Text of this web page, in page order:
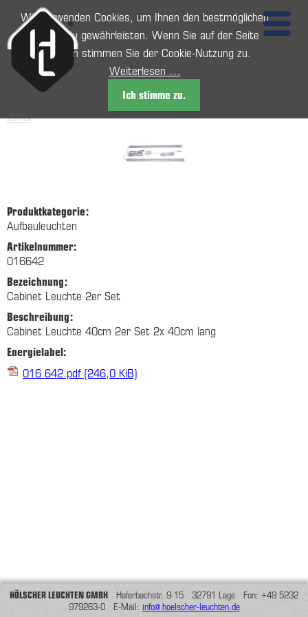
Produktkategorie:
Aufbauleuchten
Artikelnummer:
016642
Bezeichnung:
Cabinet Leuchte 2er Set
Beschreibung:
Cabinet Leuchte 40cm 2er Set 2x 40cm lang
Energielabel:
016 642.pdf(246,0 KiB)
Zurück
HÖLSCHER LEUCHTEN GMBH Haferbachstr. 9-15 32791 Lage Fon: +49 5232
979263-0 E-Mail: info@hoelscher-leuchten.de
Wir verwenden Cookies, um Ihnen den bestmöglichen
Service zu gewährleisten. Wenn Sie auf der Seite
weitersurfen stimmen Sie der Cookie-Nutzung zu.
Weiterlesen …
Ich stimme zu.